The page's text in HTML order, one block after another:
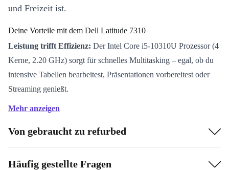
und Freizeit ist.
Deine Vorteile mit dem Dell Latitude 7310
Leistung trifft Effizienz: Der Intel Core i5-10310U Prozessor (4
Kerne, 2.20 GHz) sorgt für schnelles Multitasking – egal, ob du
intensive Tabellen bearbeitest, Präsentationen vorbereitest oder
Streaming genießt.
Brillante Übersicht:
deinen Augen entspanntes Arbeiten.
Immer verbunden:Moderne WiFi- und Bluetooth-Standards
garantieren, dass du überall online bist und deine Geräte ohne
Mehr anzeigen
Von gebraucht zu refurbed
Häufig gestellte Fragen